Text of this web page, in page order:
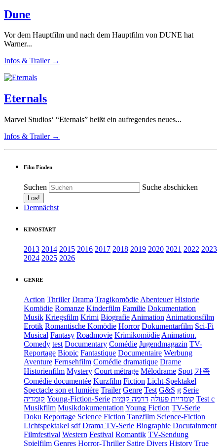
Dune
Vor dem Hauptfilm und nach dem Hauptfilm von DUNE hat
Warner...
Infos & Trailer →
Eternals
Marvel Studios‘ “Eternals” heißt ein aufregendes neues...
Infos & Trailer →
Film Finden
Suchen Suche abschicken
Demnächst
KINOSTART
2013 2014 2015 2016 2017 2018 2019 2020 2021 2022 2023
2024 2025 2026
GENRE
Action Thriller Drama Tragikomödie Abenteuer Historie
Komödie Romanze Kinderfilm Familie Dokumentation
Musik Kriegsfilm Krimi Biografie Animation Animationsfilm
Erotik Romantische Komödie Horror Dokumentarfilm Sci-Fi
Musical Fantasy Roadmovie Krimikomödie Animation.
Comedy test Documentary Comédie Jugendmagazin TV-
Reportage Biopic Fantastique Documentaire Werbung
Aventure Fernsehfilm Comédie dramatique Drame
Historienfilm Mystery Court métrage Mélodrame Spot 가족
Comédie documentée Kurzfilm Fiction Licht-Spektakel
Spectacle son et lumière Trailer Genre Test G&S g Serie
קומדיה Young-Fiction-Serie קומדיית פעולה דרמה קומית
Test c
Musikfilm Musikdokumentation Young Fiction TV-Serie
Doku Reportage Science Fiction Tanzfilm Science-Fiction
Lichtspektakel sdf Drama TV-Serie Biographie Docutainment
Filmfestival Western Festival Romantik TV-Sendung
Spielfilm Genres Horror-Thriller Satire Divers History True